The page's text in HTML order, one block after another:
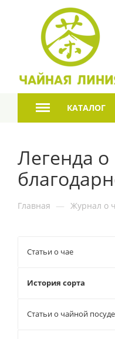
КАТАЛОГ
Легенда
Главная — Журнал о
Статьи о чае
История сорта
Статьи о чайной посуде